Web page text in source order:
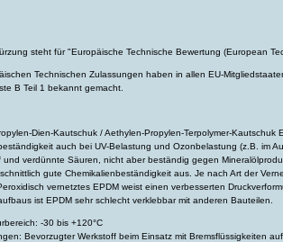
steht für "Europäische Technische Bewertung (European
Technischen Zulassungen haben in allen EU-
B Teil 1 bekannt gemacht.
Dien-Kautschuk / Aethylen-Propylen-Terpolymer-Kautschuk
auch bei UV-Belastung und Ozonbelastung (z.B. im
und verdünnte Säuren, nicht aber beständig gegen
gute Chemikalienbeständigkeit aus. Je nach Art der
vernetztes EPDM weist einen verbesserten
ist EPDM sehr schlecht verklebbar mit anderen Bauteilen.
-30 bis +120°C
Bevorzugter Werkstoff beim Einsatz mit Bremsflüssigkeiten